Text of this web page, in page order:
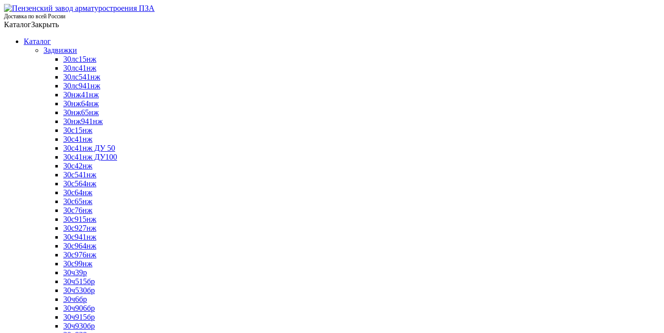
Доставка по всей России
КаталогЗакрыть
Каталог
Задвижки
30лс15нж
30лс41нж
30лс541нж
30лс941нж
30нж41нж
30нж64нж
30нж65нж
30нж941нж
30с15нж
30с41нж
30с41нж ДУ 50
30с41нж ДУ100
30с42нж
30с541нж
30с564нж
30с64нж
30с65нж
30с76нж
30с915нж
30с927нж
30с941нж
30с964нж
30с976нж
30с99нж
30ч39р
30ч515бр
30ч530бр
30ч6бр
30ч906бр
30ч915бр
30ч930бр